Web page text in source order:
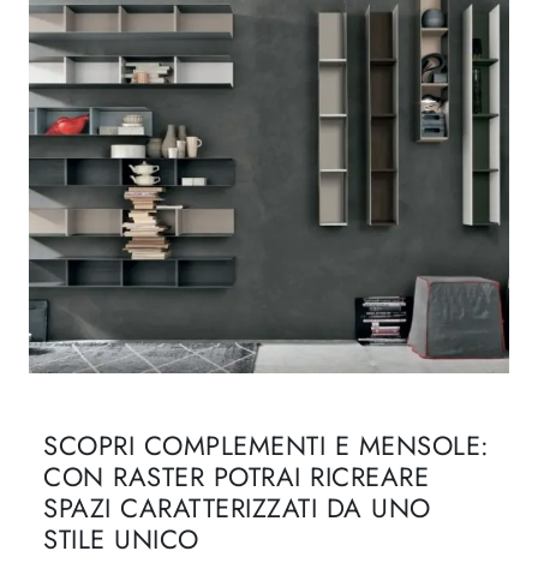
SCOPRI COMPLEMENTI E MENSOLE:
CON RASTER POTRAI RICREARE
SPAZI CARATTERIZZATI DA UNO
STILE UNICO